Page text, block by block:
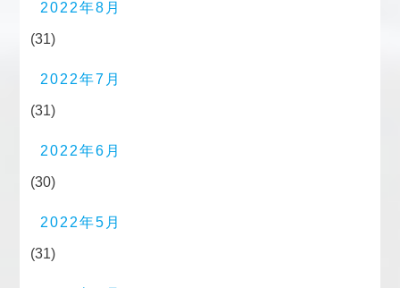
2022年8月
(31)
2022年7月
(31)
2022年6月
(30)
2022年5月
(31)